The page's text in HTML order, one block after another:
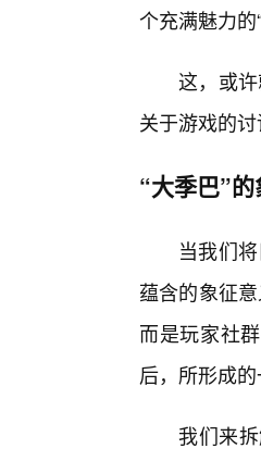
个充满魅力
这，或
关于游戏的
“大季巴”
当我们
蕴含的象征
而是玩家社
后，所形成
我们来